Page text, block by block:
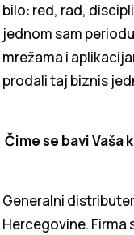
bilo: red, rad,
jednom sam
mrežama i
prodali taj biznis
Čime se bavi Vaša
Generalni
Hercegovine. Firma